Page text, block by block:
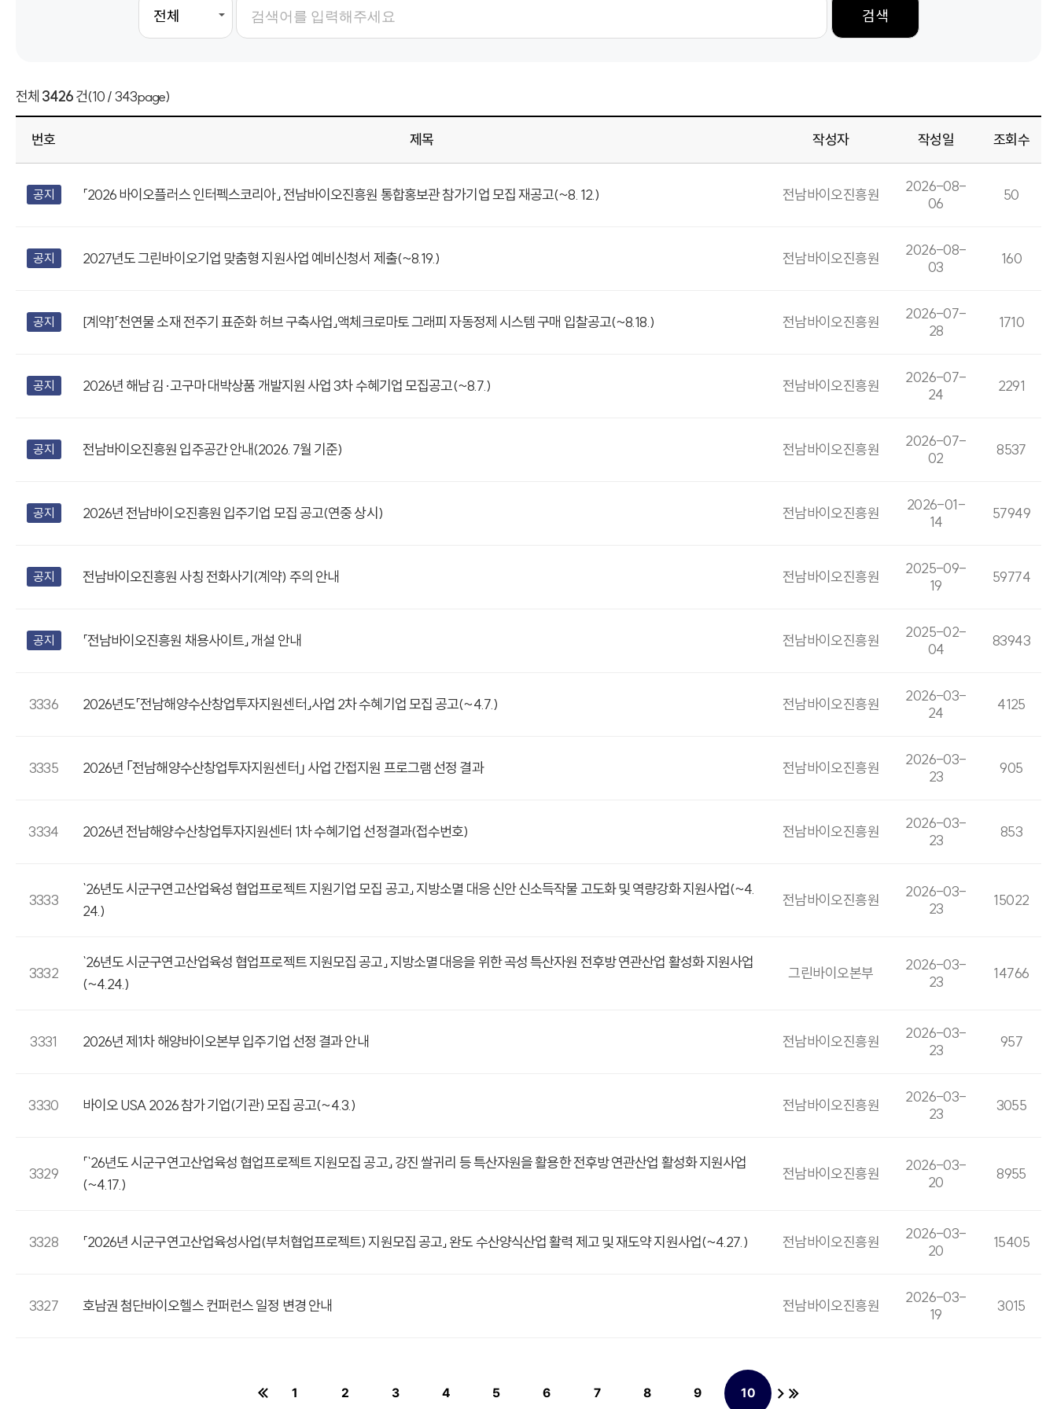
검색
전체 3426건(10 / 343page)
번호 제목 작성자 작성일 조회수
공지 「2026 바이오플러스 인터펙스코리아」 전남바이오진흥원 통합홍보관 참가기업 모집 재공고(~8. 12.) 전남바이오진흥원
2026-08-
06
50
공지 2027년도 그린바이오기업 맞춤형 지원사업 예비신청서 제출(~8.19.) 전남바이오진흥원
2026-08-
03
160
공지 [계약]「천연물 소재 전주기 표준화 허브 구축사업」액체크로마토 그래피 자동정제 시스템 구매 입찰공고(~8.18.) 전남바이오진흥원
2026-07-
28
1710
공지 2026년 해남 김·고구마 대박상품 개발지원 사업 3차 수혜기업 모집공고(~8.7.) 전남바이오진흥원
2026-07-
24
2291
공지 전남바이오진흥원 입주공간 안내(2026. 7월 기준) 전남바이오진흥원
2026-07-
02
8537
공지 2026년 전남바이오진흥원 입주기업 모집 공고(연중 상시) 전남바이오진흥원
2026-01-
14
57949
공지 전남바이오진흥원 사칭 전화사기(계약) 주의 안내 전남바이오진흥원
2025-09-
19
59774
공지 「전남바이오진흥원 채용사이트」 개설 안내 전남바이오진흥원
2025-02-
04
83943
3336 2026년도「전남해양수산창업투자지원센터」사업 2차 수혜기업 모집 공고(~4.7.) 전남바이오진흥원
2026-03-
24
4125
3335 2026년 ｢전남해양수산창업투자지원센터｣ 사업 간접지원 프로그램 선정 결과 전남바이오진흥원
2026-03-
23
905
3334 2026년 전남해양수산창업투자지원센터 1차 수혜기업 선정결과(접수번호) 전남바이오진흥원
2026-03-
23
853
3333
`26년도 시군구연고산업육성 협업프로젝트 지원기업 모집 공고」 지방소멸 대응 신안 신소득작물 고도화 및 역량강화 지원사업(~4.
24.)
전남바이오진흥원
2026-03-
23
15022
3332
`26년도 시군구연고산업육성 협업프로젝트 지원모집 공고」 지방소멸 대응을 위한 곡성 특산자원 전후방 연관산업 활성화 지원사업
(~4.24.)
그린바이오본부
2026-03-
23
14766
3331 2026년 제1차 해양바이오본부 입주기업 선정 결과 안내 전남바이오진흥원
2026-03-
23
957
3330 바이오 USA 2026 참가 기업(기관) 모집 공고(~4.3.) 전남바이오진흥원
2026-03-
23
3055
3329
「`26년도 시군구연고산업육성 협업프로젝트 지원모집 공고」 강진 쌀귀리 등 특산자원을 활용한 전후방 연관산업 활성화 지원사업
(~4.17.)
전남바이오진흥원
2026-03-
20
8955
3328 「2026년 시군구연고산업육성사업(부처협업프로젝트) 지원모집 공고」 완도 수산양식산업 활력 제고 및 재도약 지원사업(~4.27.) 전남바이오진흥원
2026-03-
20
15405
3327 호남권 첨단바이오헬스 컨퍼런스 일정 변경 안내 전남바이오진흥원
2026-03-
19
3015
1
페이지
2
페이지
3
페이지
4
페이지
5
페이지
6
페이지
7
페이지
8
페이지
9
페이지 열린
10
페이지